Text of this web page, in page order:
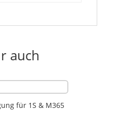
auch
für 1S & M365